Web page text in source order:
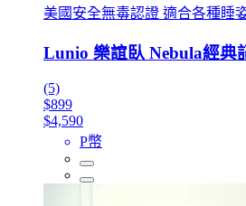
美國安全無毒認證 適合各種睡
Lunio 樂誼臥 Nebula經典
(5)
$899
$4,590
P幣